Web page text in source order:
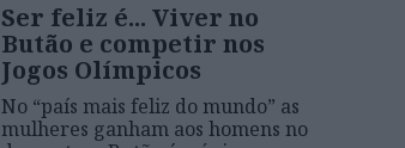
Ser feliz é... Viver no
Butão e competir nos
Jogos Olímpicos
No “país mais feliz do mundo” as
mulheres ganham aos homens no